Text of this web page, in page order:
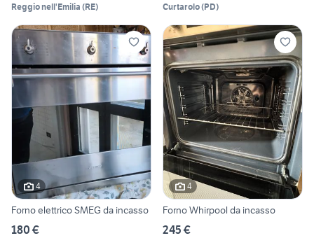
Reggio nell'Emilia (RE) Curtarolo(PD)
4
Forno elettrico SMEG da incasso
180 €
4
Forno Whirpool da incasso
245 €